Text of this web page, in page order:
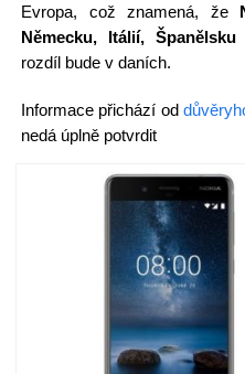
Evropa, což znamená, že
Německu, Itálií,
rozdíl bude v daních.
Informace přichází od
nedá úplně potvrdit